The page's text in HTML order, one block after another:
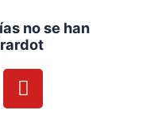
no se han
Y
o
u